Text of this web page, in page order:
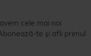
cele mai noi
te și afli primul